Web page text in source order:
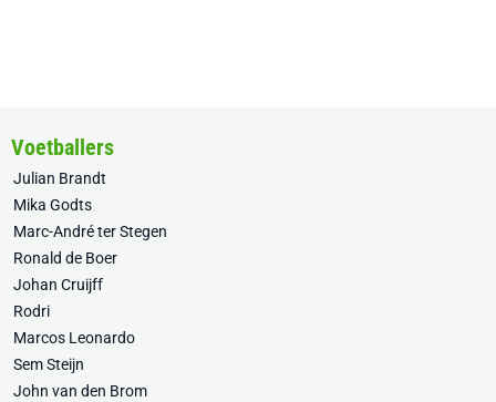
Voetballers
Julian Brandt
Mika Godts
Marc-André ter Stegen
Ronald de Boer
Johan Cruijff
Rodri
Marcos Leonardo
Sem Steijn
John van den Brom